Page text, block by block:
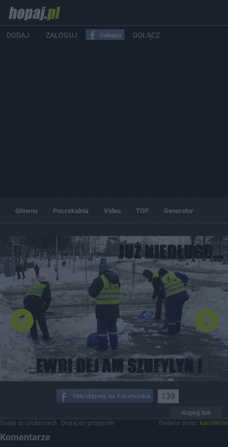
DODAJ ZALOGUJ DOŁĄCZ
Główna Poczekalnia Video TOP Generator
139
Kopiuj link
Dodaj do ulubionych Dodaj do przyjaciół Dodano przez: karol9666
Komentarze